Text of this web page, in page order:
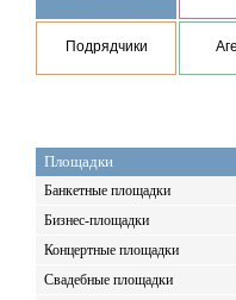
Подрядчики
Площадки
Банкетные площадки
Бизнес-площадки
Концертные площадки
Свадебные площадки